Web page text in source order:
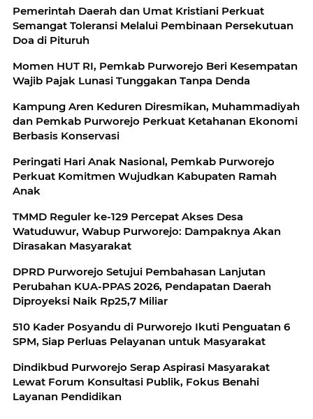
Pemerintah Daerah dan Umat Kristiani Perkuat
Semangat Toleransi Melalui Pembinaan Persekutuan
Doa di Pituruh
Momen HUT RI, Pemkab Purworejo Beri Kesempatan
Wajib Pajak Lunasi Tunggakan Tanpa Denda
Kampung Aren Keduren Diresmikan, Muhammadiyah
dan Pemkab Purworejo Perkuat Ketahanan Ekonomi
Berbasis Konservasi
Peringati Hari Anak Nasional, Pemkab Purworejo
Perkuat Komitmen Wujudkan Kabupaten Ramah
Anak
TMMD Reguler ke-129 Percepat Akses Desa
Watuduwur, Wabup Purworejo: Dampaknya Akan
Dirasakan Masyarakat
DPRD Purworejo Setujui Pembahasan Lanjutan
Perubahan KUA-PPAS 2026, Pendapatan Daerah
Diproyeksi Naik Rp25,7 Miliar
510 Kader Posyandu di Purworejo Ikuti Penguatan 6
SPM, Siap Perluas Pelayanan untuk Masyarakat
Dindikbud Purworejo Serap Aspirasi Masyarakat
Lewat Forum Konsultasi Publik, Fokus Benahi
Layanan Pendidikan